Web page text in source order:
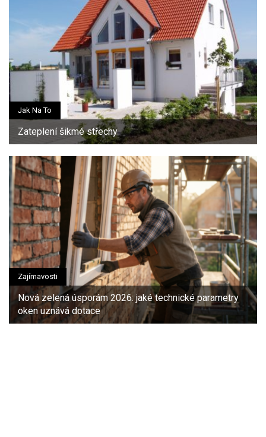
Jak Na To
Zateplení šikmé střechy
Zajímavosti
Nová zelená úsporám 2026: jaké technické parametry
oken uznává dotace